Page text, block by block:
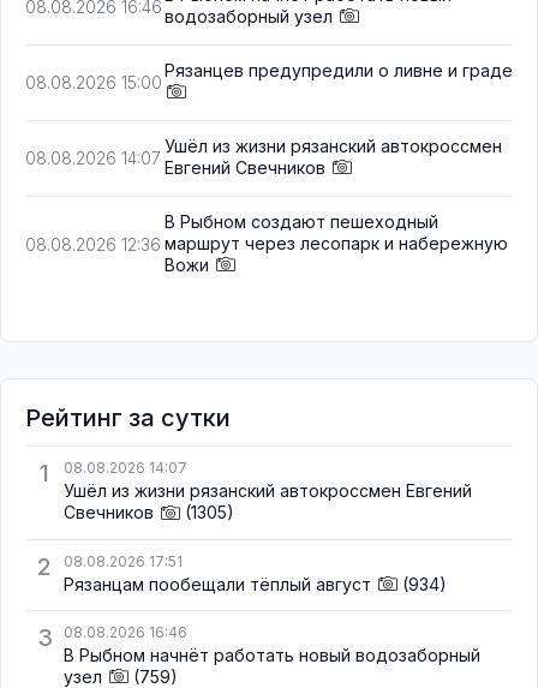
08.08.2026 16:46водозаборный узел
08.08.2026 15:00
Рязанцев предупредили о ливне и граде
08.08.2026 14:07
Ушёл из жизни рязанский автокроссмен
Евгений Свечников
08.08.2026 12:36
В Рыбном создают пешеходный
маршрут через лесопарк и набережную
Вожи
Рейтинг за сутки
1
08.08.2026 14:07
Ушёл из жизни рязанский автокроссмен Евгений
Свечников
(1305)
2 08.08.2026 17:51
Рязанцам пообещали тёплый август (934)
3 08.08.2026 16:46
В Рыбном начнёт работать новый водозаборный
узел
(759)